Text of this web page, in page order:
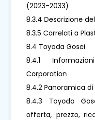
(2023-2033)
8.3.4 Descrizione
8.3.5 Correlati a
8.4 Toyoda Gosei
8.4.1
Corporation
8.4.2 Panoramica
8.4.3 Toyoda
offerta, prezzo,